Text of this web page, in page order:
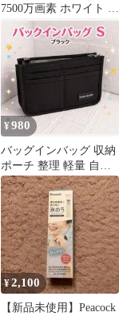
7500万画素 ホワイト ス
マホに送れる
¥980
バッグインバッグ 収納
ポーチ 整理 軽量 自立
バッグ ブラック S
¥2,100
【新品未使用】Peacock